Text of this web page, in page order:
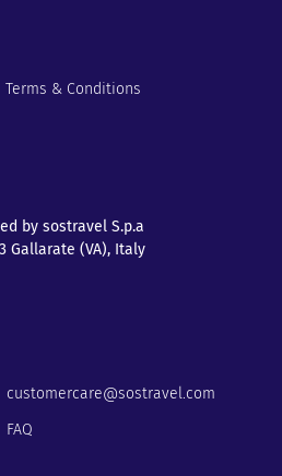
Terms & Conditions
by sostravel S.p.a
Gallarate (VA), Italy
customercare@sostravel.com
FAQ